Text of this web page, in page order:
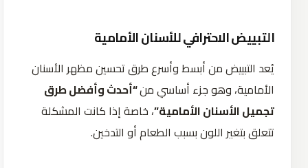
التبييض الاحترافي للأسنان الأمامية
يُعد التبييض من أبسط وأسرع طرق تحسين مظهر الأسنان
الأمامية، وهو جزء أساسي من“أحدث وأفضل طرق
تجميل الأسنان الأمامية”، خاصة إذا كانت المشكلة
تتعلق بتغير اللون بسبب الطعام أو التدخين.